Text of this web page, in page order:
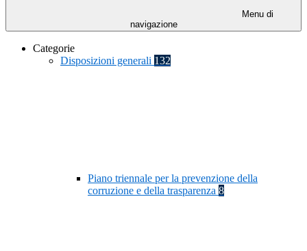
Menu di
navigazione
Categorie
Disposizioni generali 132
Piano triennale per la prevenzione della
corruzione e della trasparenza 8